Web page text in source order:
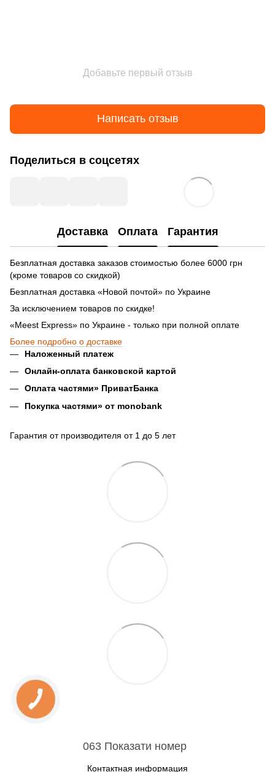
Добавьте первый отзыв
Написать отзыв
Поделиться в соцсетях
Доставка Оплата Гарантия
Безплатная доставка заказов стоимостью более 6000 грн
(кроме товаров со скидкой)
Безплатная доставка «Новой почтой» по Украине
За исключением товаров по скидке!
«Meest Express» по Украине - только при полной оплате
Более подробно о доставке
Наложенный платеж
Онлайн-оплата банковской картой
Оплата частями» ПриватБанка
Покупка частями» от monobank
Гарантия от производителя от 1 до 5 лет
063 Показати номер
Контактная информация